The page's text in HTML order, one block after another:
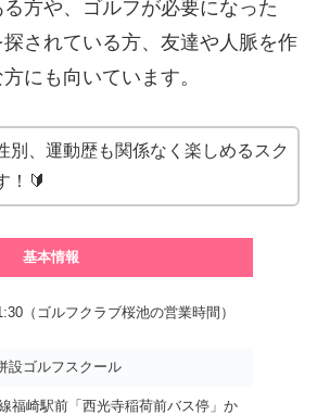
方や、ゴルフが必要になった
されている方、友達や人脈を作
にも向いています。
別、運動歴も関係なく楽しめるスク
！🔰
基本情報
（ゴルフクラブ桜池の営業時間）
設ゴルフスクール
福崎駅前「西光寺稲荷前バス停」か